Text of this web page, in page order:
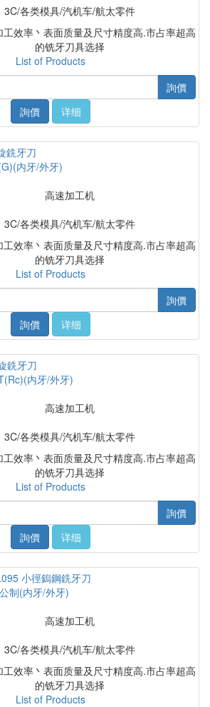
3C/各类模具/汽机车/航太零件
效率丶表面质量及尺寸精度高.市占率超高
的铣牙刀具选择
List of Products
詢價
詢價
详细
内牙/外牙)
高速加工机
3C/各类模具/汽机车/航太零件
效率丶表面质量及尺寸精度高.市占率超高
的铣牙刀具选择
List of Products
詢價
詢價
详细
内牙/外牙)
高速加工机
3C/各类模具/汽机车/航太零件
效率丶表面质量及尺寸精度高.市占率超高
的铣牙刀具选择
List of Products
詢價
詢價
详细
制(内牙/外牙)
高速加工机
3C/各类模具/汽机车/航太零件
效率丶表面质量及尺寸精度高.市占率超高
的铣牙刀具选择
List of Products